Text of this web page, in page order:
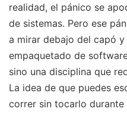
realidad, el pánico se
de sistemas. Pero ese
a mirar debajo del capó y
empaquetado de
sino una disciplina que
La idea de que puedes
correr sin tocarlo durante